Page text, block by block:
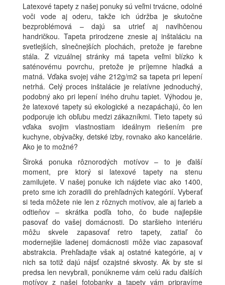
Latexové tapety z našej ponuky sú veľmi trvácne, odolné
voči vode aj oderu, takže ich údržba je skutočne
bezproblémová – dajú sa utrieť aj navlhčenou
handričkou. Tapeta prirodzene znesie aj inštaláciu na
svetlejších, slnečnejších plochách, pretože je farebne
stála. Z vizuálnej stránky má tapeta veľmi blízko k
saténovému povrchu, pretože je príjemne hladká a
matná. Vďaka svojej váhe 212g/m2 sa tapeta pri lepení
netrhá. Celý proces inštalácie je relatívne jednoduchý,
podobný ako pri lepení iného druhu tapiet. Výhodou je,
že latexové tapety sú ekologické a nezapáchajú, čo len
podporuje ich obľubu medzi zákazníkmi. Tieto tapety sú
vďaka svojim vlastnostiam ideálnym riešením pre
kuchyne, obývačky, detské izby, rovnako ako kancelárie.
Ako je to možné?
Široká ponuka rôznorodých motívov – to je ďalší
moment, pre ktorý si latexové tapety na stenu
zamilujete. V našej ponuke ich nájdete viac ako 1400,
preto sme ich zoradili do prehľadných kategórií. Vyberať
si teda môžete nie len z rôznych motívov, ale aj farieb a
odtieňov – skrátka podľa toho, čo bude najlepšie
pasovať do vašej domácnosti. Do staršieho interiéru
môžu skvele zapasovať retro tapety, zatiaľ čo
modernejšie ladenej domácnosti môže viac zapasovať
abstrakcia. Prehľadajte však aj ostatné kategórie, aj v
nich sa totiž dajú nájsť ozajstné skvosty. Ak by ste si
predsa len nevybrali, ponúkneme vám celú radu ďalších
motívov z našej fotobanky a tapety vám pripravíme